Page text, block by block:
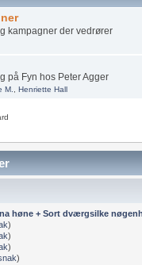
kampagner der vedrører
på Fyn hos Peter Agger
M. Henriette Hall
høne + Sort dværgsilke
)
)
)
)